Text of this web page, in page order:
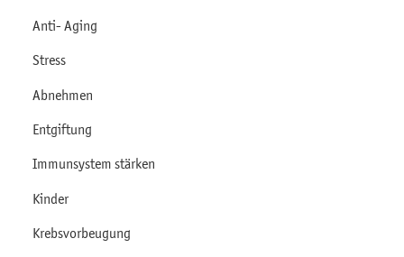
Anti- Aging
Stress
Abnehmen
Entgiftung
Immunsystem stärken
Kinder
Krebsvorbeugung